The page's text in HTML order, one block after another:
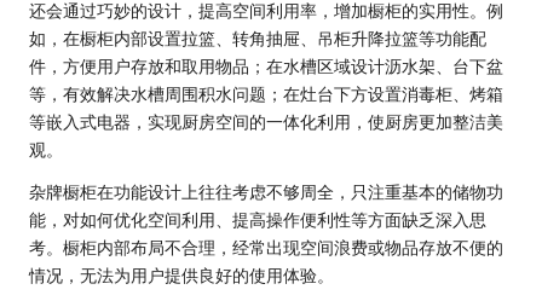
还会通过巧妙的设计，提高空间利用率，增加橱柜的实用性。例
如，在橱柜内部设置拉篮、转角抽屉、吊柜升降拉篮等功能配
件，方便用户存放和取用物品；在水槽区域设计沥水架、台下盆
等，有效解决水槽周围积水问题；在灶台下方设置消毒柜、烤箱
等嵌入式电器，实现厨房空间的一体化利用，使厨房更加整洁美
观。
杂牌橱柜在功能设计上往往考虑不够周全，只注重基本的储物功
能，对如何优化空间利用、提高操作便利性等方面缺乏深入思
考。橱柜内部布局不合理，经常出现空间浪费或物品存放不便的
情况，无法为用户提供良好的使用体验。